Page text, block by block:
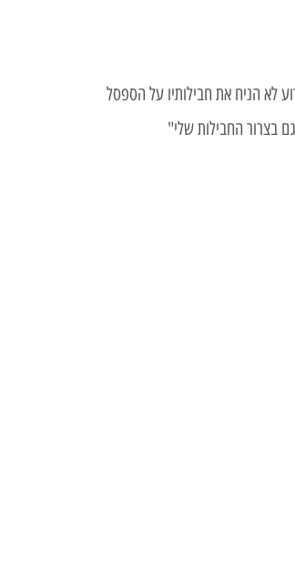
לא הניח את חבילותיו על הספסל
בצרור החבילות שלי"